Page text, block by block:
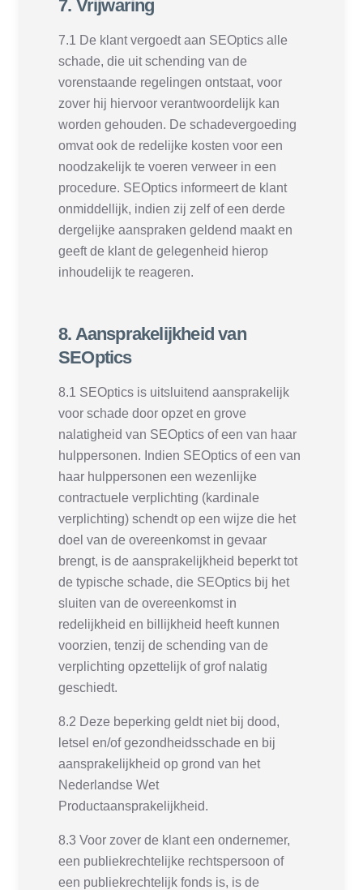
7. Vrijwaring
7.1 De klant vergoedt aan SEOptics alle
schade, die uit schending van de
vorenstaande regelingen ontstaat, voor
zover hij hiervoor verantwoordelijk kan
worden gehouden. De schadevergoeding
omvat ook de redelijke kosten voor een
noodzakelijk te voeren verweer in een
procedure. SEOptics informeert de klant
onmiddellijk, indien zij zelf of een derde
dergelijke aanspraken geldend maakt en
geeft de klant de gelegenheid hierop
inhoudelijk te reageren.
8. Aansprakelijkheid van
SEOptics
8.1 SEOptics is uitsluitend aansprakelijk
voor schade door opzet en grove
nalatigheid van SEOptics of een van haar
hulppersonen. Indien SEOptics of een van
haar hulppersonen een wezenlijke
contractuele verplichting (kardinale
verplichting) schendt op een wijze die het
doel van de overeenkomst in gevaar
brengt, is de aansprakelijkheid beperkt tot
de typische schade, die SEOptics bij het
sluiten van de overeenkomst in
redelijkheid en billijkheid heeft kunnen
voorzien, tenzij de schending van de
verplichting opzettelijk of grof nalatig
geschiedt.
8.2 Deze beperking geldt niet bij dood,
letsel en/of gezondheidsschade en bij
aansprakelijkheid op grond van het
Nederlandse Wet
Productaansprakelijkheid.
8.3 Voor zover de klant een ondernemer,
een publiekrechtelijke rechtspersoon of
een publiekrechtelijk fonds is, is de